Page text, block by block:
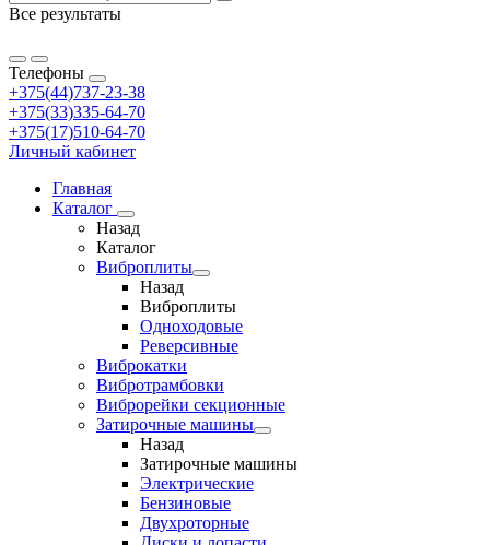
Все результаты
Телефоны
+375(44)737-23-38
+375(33)335-64-70
+375(17)510-64-70
Личный кабинет
Главная
Каталог
Назад
Каталог
Виброплиты
Назад
Виброплиты
Одноходовые
Реверсивные
Виброкатки
Вибротрамбовки
Виброрейки секционные
Затирочные машины
Назад
Затирочные машины
Электрические
Бензиновые
Двухроторные